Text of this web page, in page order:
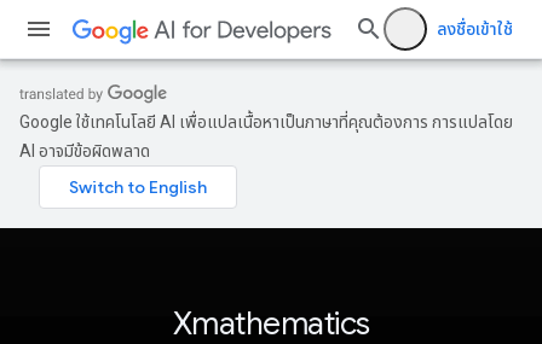
ลงชื่อเข้าใช้
Google ใช้เทคโนโลยี AI เพื่อแปลเนื้อหาเป็นภาษาที่คุณต้องการ การแปลโดย
AI อาจมีข้อผิดพลาด
Xmathematics